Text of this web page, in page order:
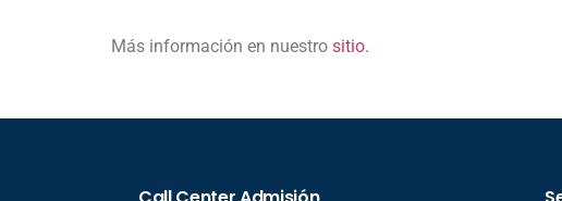
Más información en nuestro sitio.